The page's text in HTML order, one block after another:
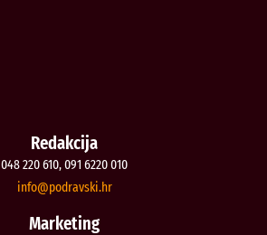
Redakcija
048 220 610, 091 6220 010
rh.iksvardop
@ofni
Marketing